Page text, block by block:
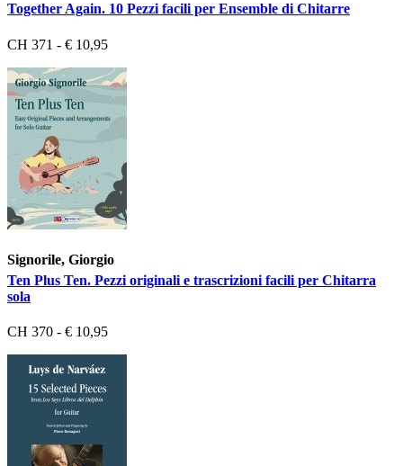
Together Again. 10 Pezzi facili per Ensemble di Chitarre
CH 371 - € 10,95
Signorile, Giorgio
Ten Plus Ten. Pezzi originali e trascrizioni facili per Chitarra
sola
CH 370 - € 10,95